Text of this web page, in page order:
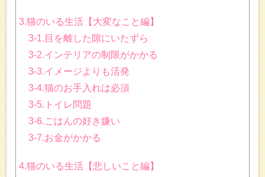
3.猫のいる生活【大変なこと編】
3-1.目を離した隙にいたずら
3-2.インテリアの制限がかかる
3-3.イメージよりも活発
3-4.猫のお手入れは必須
3-5.トイレ問題
3-6.ごはんの好き嫌い
3-7.お金がかかる
4.猫のいる生活【悲しいこと編】